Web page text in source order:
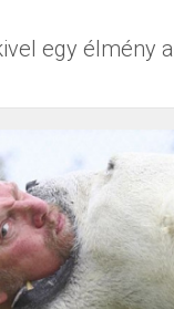
egy élmény a